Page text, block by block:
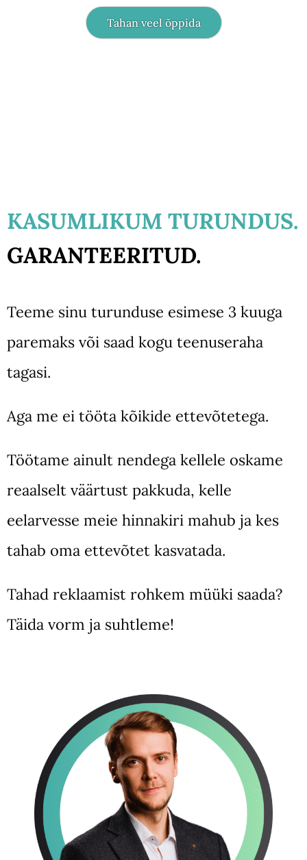
Tahan veel õppida
KASUMLIKUM TURUNDUS.
GARANTEERITUD.
Teeme sinu turunduse esimese 3 kuuga
paremaks või saad kogu teenuseraha
tagasi.
Aga me ei tööta kõikide ettevõtetega.
Töötame ainult nendega kellele oskame
reaalselt väärtust pakkuda, kelle
eelarvesse meie hinnakiri mahub ja kes
tahab oma ettevõtet kasvatada.
Tahad reklaamist rohkem müüki saada?
Täida vorm ja suhtleme!